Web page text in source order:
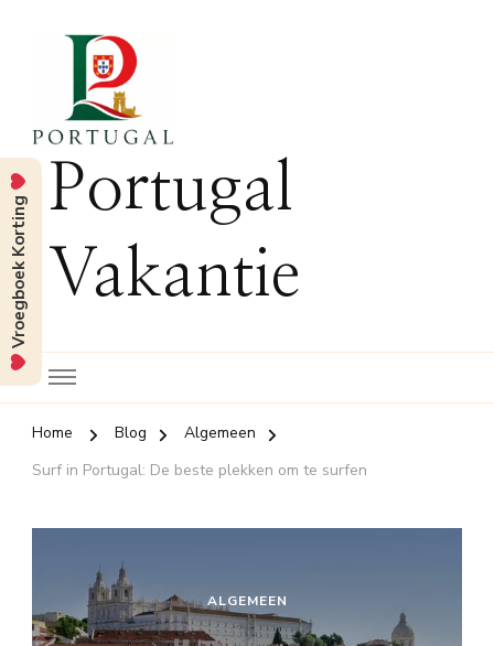
Portugal
Vakantie
Home Blog
Algemeen
Surf in Portugal: De beste plekken om te surfen
ALGEMEEN
Vroegboek Korting